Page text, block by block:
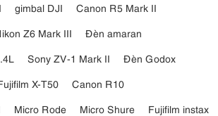
gimbal DJI
Canon R5 Mark II
Z6 Mark III
Đèn amaran
Sony ZV-1 Mark II
Đèn Godox
X-T50
Canon R10
Micro Rode Micro Shure
Fujifilm instax